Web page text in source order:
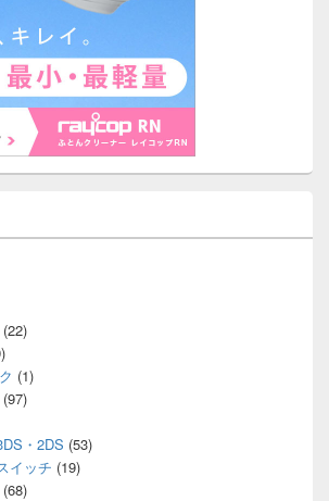
(22)
(1)
(97)
・2DS (53)
イッチ (19)
(68)